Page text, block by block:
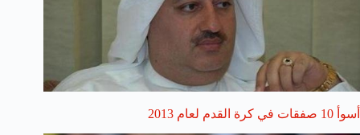
أسوأ 10 صفقات في كرة القدم لعام 2013